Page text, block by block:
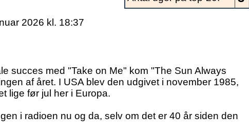
2026 kl. 18:37
succes med "Take on Me" kom "The Sun Always
af året. I USA blev den udgivet i november 1985,
lige før jul her i Europa.
i radioen nu og da, selv om det er 40 år siden den